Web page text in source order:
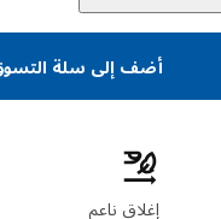
أضف إلى سلة التسوق
إغلاق ناعم